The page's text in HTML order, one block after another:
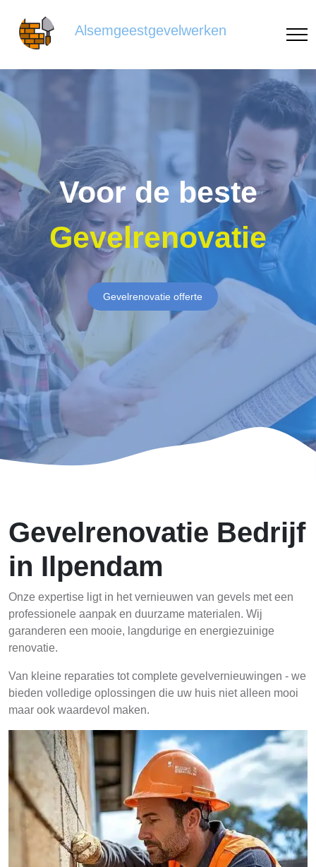
Alsemgeestgevelwerken
Voor de beste
Gevelrenovatie
Gevelrenovatie offerte
Gevelrenovatie Bedrijf
in Ilpendam
Onze expertise ligt in het vernieuwen van gevels met een
professionele aanpak en duurzame materialen. Wij
garanderen een mooie, langdurige en energiezuinige
renovatie.
Van kleine reparaties tot complete gevelvernieuwingen - we
bieden volledige oplossingen die uw huis niet alleen mooi
maar ook waardevol maken.